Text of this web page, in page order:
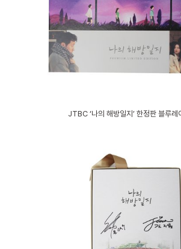
JTBC ‘나의 해방일지’ 한정판 블루레